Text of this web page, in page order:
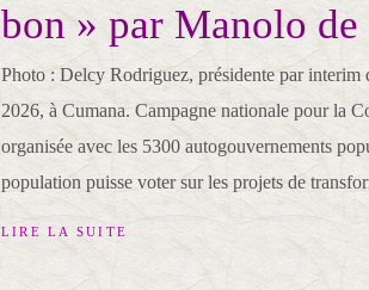
bon » par Manolo de
Photo : Delcy Rodriguez, présidente par interim
2026, à Cumana. Campagne nationale pour la
organisée avec les 5300 autogouvernements
population puisse voter sur les projets de
LIRE LA SUITE